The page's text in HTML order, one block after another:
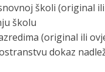
školi (original
školu
(original ili
dokaz